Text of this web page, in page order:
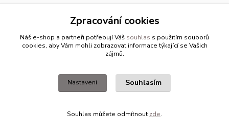
+420 799 500 769
pracovní dny 8-11hod.,13-15hod.
Zpracování cookies
Náš e-shop a partneři potřebují Váš souhlas s použitím souborů
cookies, aby Vám mohli zobrazovat informace týkající se Vašich
zájmů.
Nastavení Souhlasím
Souhlas můžete odmítnout zde.